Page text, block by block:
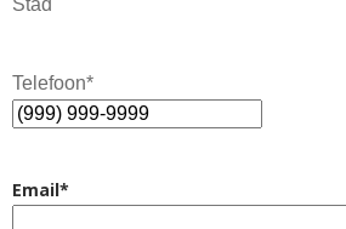
Stad
Telefoon*
Email*